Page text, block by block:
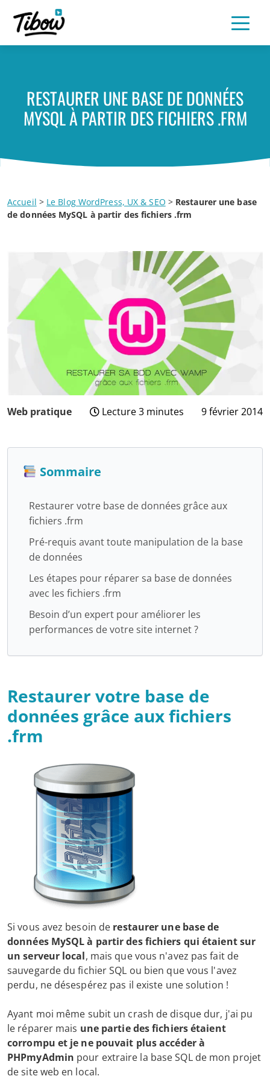
RESTAURER UNE BASE DE DONNÉES
MYSQL À PARTIR DES FICHIERS .FRM
Accueil > Le Blog WordPress, UX & SEO > Restaurer une base
de données MySQL à partir des fichiers .frm
Web pratique Lecture 3 minutes 9 février 2014
27
Sommaire
Restaurer votre base de données grâce aux
fichiers .frm
Pré-requis avant toute manipulation de la base
de données
Les étapes pour réparer sa base de données
avec les fichiers .frm
Besoin d’un expert pour améliorer les
performances de votre site internet ?
Restaurer votre base de
données grâce aux fichiers
.frm
Si vous avez besoin de restaurer une base de
données MySQL à partir des fichiers qui étaient sur ​​
un serveur local, mais que vous n'avez pas fait de
sauvegarde du fichier SQL ou bien que vous l'avez
perdu, ne désespérez pas il existe une solution !
Ayant moi même subit un crash de disque dur, j'ai pu
le réparer mais une partie des fichiers étaient
corrompu et je ne pouvait plus accéder à
PHPmyAdmin pour extraire la base SQL de mon projet
de site web en local.